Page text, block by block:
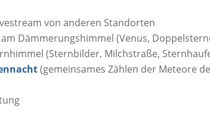
von anderen Standorten
Dämmerungshimmel (Venus,
(Sternbilder, Milchstraße,
(gemeinsames Zählen der Meteore